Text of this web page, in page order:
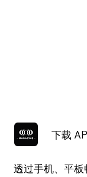
下载
透过手机、平